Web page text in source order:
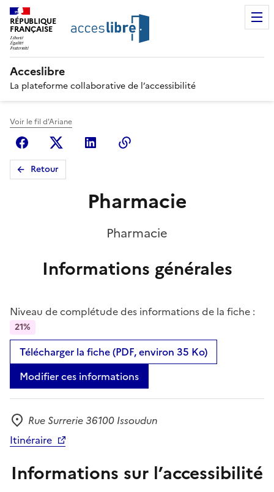
RÉPUBLIQUE
FRANÇAISE
Acceslibre
La plateforme collaborative de l’accessibilité
Voir le fil d'Ariane
FacebookX (anciennement Twitter)
Linkedin
Retour
Pharmacie
Pharmacie
Informations générales
Niveau de complétude des informations de la fiche :
21%
Télécharger la fiche (PDF, environ 35 Ko)
Modifier ces informations
Adresse
Rue Surrerie 36100 Issoudun
Itinéraire
Informations sur l’accessibilité